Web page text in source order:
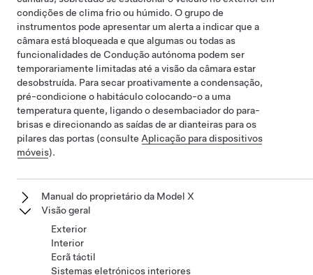
condições de clima frio ou húmido. Ogrupo de
instrumentos pode apresentar um alerta a indicar que a
câmara está bloqueada e que algumas ou todas as
funcionalidades de Condução autónoma podem ser
temporariamente limitadas até a visão da câmara estar
desobstruída. Para secar proativamente a condensação,
pré-condicione o habitáculo colocando-o a uma
temperatura quente, ligando o desembaciador do para-
brisas e direcionando as saídas de ar dianteiras para os
pilares das portas (consulte Aplicação para dispositivos
móveis).
Manual do proprietário da Model X
Visão geral
Exterior
Interior
Ecrã táctil
Sistemas eletrónicos interiores